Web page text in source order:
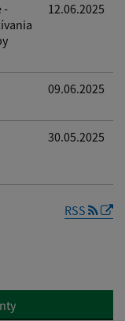
-
12.06.2025
09.06.2025
30.05.2025
RSS